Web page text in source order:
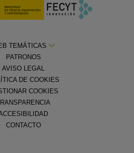
TEMÁTICAS
PATRONOS
AVISO LEGAL
DE COOKIES
COOKIES
CONTACTO